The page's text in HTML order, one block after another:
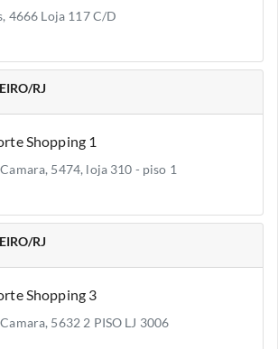
4666 Loja 117 C/D
RJ
Shopping 1
5474, loja 310 - piso 1
RJ
Shopping 3
5632 2 PISO LJ 3006